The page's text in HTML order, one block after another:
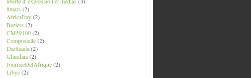
8mars (2)
AfricaDay(2)
Beziers (2)
CM59100(2)
Compostelle(2)
DarSaada(2)
Ghardaia(2)
JourneeDelAfrique(2)
Libye(2)